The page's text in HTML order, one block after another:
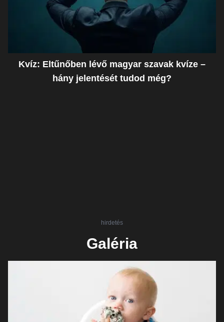
Kvíz: Eltűnőben lévő magyar szavak kvíze –
hány jelentését tudod még?
hirdetés
Galéria